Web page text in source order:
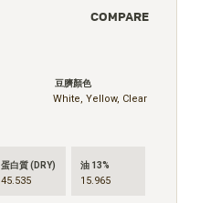
豆臍顏色
White, Yellow, Clear
蛋白質 (DRY)
45.535
油 13%
15.965
COMPARE